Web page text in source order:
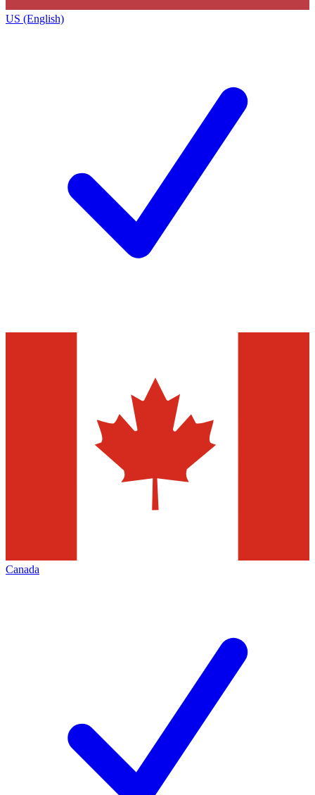
US (English)
Canada